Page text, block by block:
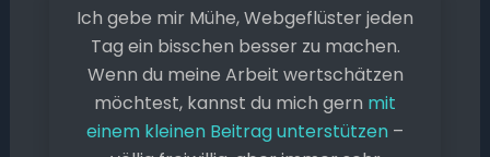
b
o
o
k
A
p
p
Li
n
k
e
n
g
er
d
s
Ich gebe mir Mühe, Webgeflüster jeden
Tag ein bisschen besser zu machen.
Wenn du meine Arbeit wertschätzen
möchtest, kannst du mich gern mit
einem kleinen Beitrag unterstützen –